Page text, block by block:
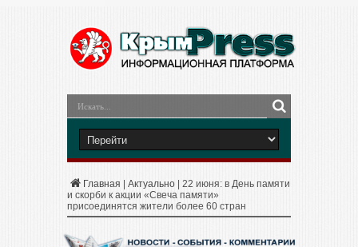
Главная Актуально
22 июня: в День памяти
и скорби к акции «Свеча памяти»
присоединятся жители более 60 стран